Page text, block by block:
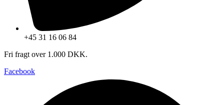
+45 31 16 06 84
Fri fragt over 1.000 DKK.
Facebook